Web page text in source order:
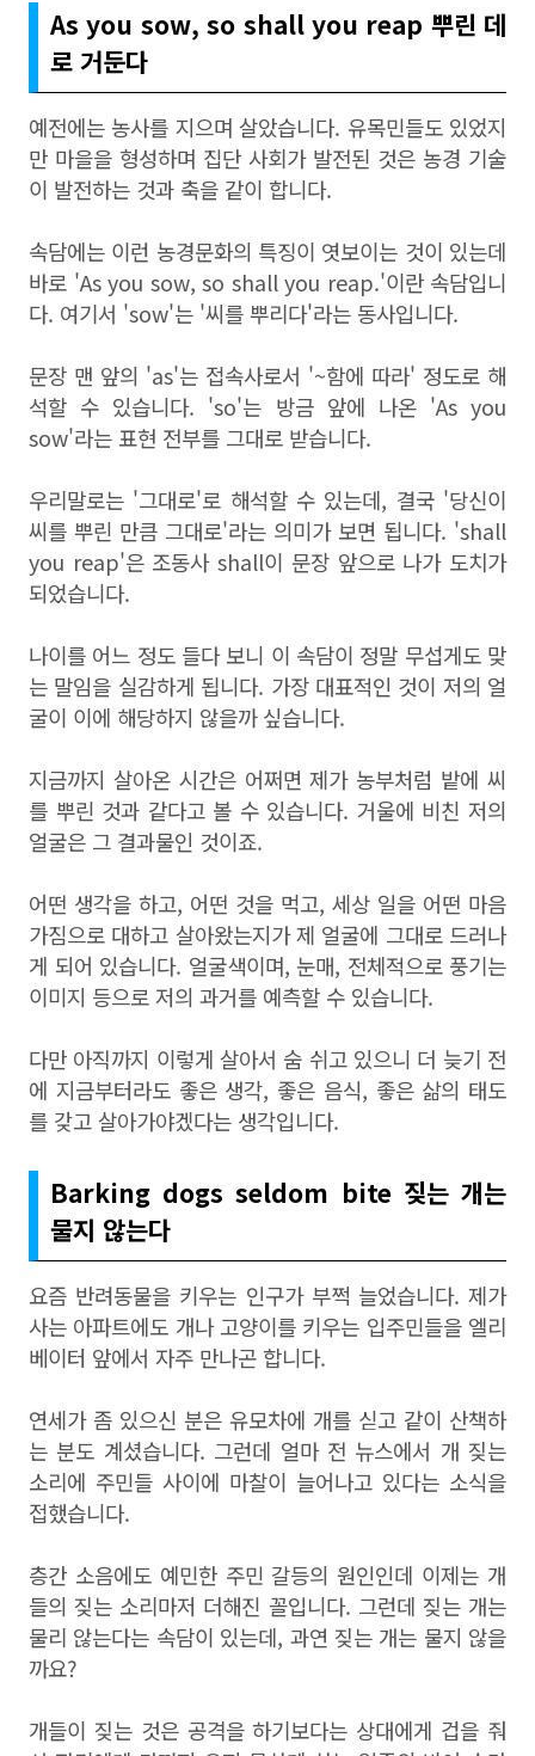
As you sow, so shall you reap 뿌린 데
로 거둔다
예전에는 농사를 지으며 살았습니다. 유목민들도 있었지
만 마을을 형성하며 집단 사회가 발전된 것은 농경 기술
이 발전하는 것과 축을 같이 합니다.
속담에는 이런 농경문화의 특징이 엿보이는 것이 있는데
바로 'As you sow, so shall you reap.'이란 속담입니
다. 여기서 'sow'는 '씨를 뿌리다'라는 동사입니다.
문장 맨 앞의 'as'는 접속사로서 '~함에 따라' 정도로 해
석할 수 있습니다. 'so'는 방금 앞에 나온 'As you
sow'라는 표현 전부를 그대로 받습니다.
우리말로는 '그대로'로 해석할 수 있는데, 결국 '당신이
씨를 뿌린 만큼 그대로'라는 의미가 보면 됩니다. 'shall
you reap'은 조동사 shall이 문장 앞으로 나가 도치가
되었습니다.
나이를 어느 정도 들다 보니 이 속담이 정말 무섭게도 맞
는 말임을 실감하게 됩니다. 가장 대표적인 것이 저의 얼
굴이 이에 해당하지 않을까 싶습니다.
지금까지 살아온 시간은 어쩌면 제가 농부처럼 밭에 씨
를 뿌린 것과 같다고 볼 수 있습니다. 거울에 비친 저의
얼굴은 그 결과물인 것이죠.
어떤 생각을 하고, 어떤 것을 먹고, 세상 일을 어떤 마음
가짐으로 대하고 살아왔는지가 제 얼굴에 그대로 드러나
게 되어 있습니다. 얼굴색이며, 눈매, 전체적으로 풍기는
이미지 등으로 저의 과거를 예측할 수 있습니다.
다만 아직까지 이렇게 살아서 숨 쉬고 있으니 더 늦기 전
에 지금부터라도 좋은 생각, 좋은 음식, 좋은 삶의 태도
를 갖고 살아가야겠다는 생각입니다.
Barking dogs seldom bite 짖는 개는
물지 않는다
요즘 반려동물을 키우는 인구가 부쩍 늘었습니다. 제가
사는 아파트에도 개나 고양이를 키우는 입주민들을 엘리
베이터 앞에서 자주 만나곤 합니다.
연세가 좀 있으신 분은 유모차에 개를 싣고 같이 산책하
는 분도 계셨습니다. 그런데 얼마 전 뉴스에서 개 짖는
소리에 주민들 사이에 마찰이 늘어나고 있다는 소식을
접했습니다.
층간 소음에도 예민한 주민 갈등의 원인인데 이제는 개
들의 짖는 소리마저 더해진 꼴입니다. 그런데 짖는 개는
물리 않는다는 속담이 있는데, 과연 짖는 개는 물지 않을
까요?
개들이 짖는 것은 공격을 하기보다는 상대에게 겁을 줘